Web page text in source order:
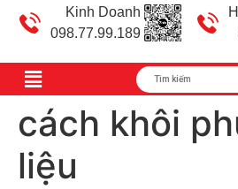
Kinh Doanh
098.77.99.189
cách khôi
liệu